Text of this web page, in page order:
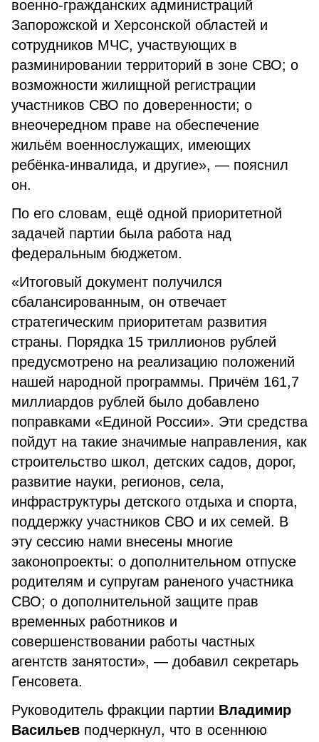
военно-гражданских администраций
Запорожской и Херсонской областей и
сотрудников МЧС, участвующих в
разминировании территорий в зоне СВО; о
возможности жилищной регистрации
участников СВО по доверенности; о
внеочередном праве на обеспечение
жильём военнослужащих, имеющих
ребёнка-инвалида, и другие», — пояснил
он.
По его словам, ещё одной приоритетной
задачей партии была работа над
федеральным бюджетом.
«Итоговый документ получился
сбалансированным, он отвечает
стратегическим приоритетам развития
страны. Порядка 15 триллионов рублей
предусмотрено на реализацию положений
нашей народной программы. Причём 161,7
миллиардов рублей было добавлено
поправками «Единой России». Эти средства
пойдут на такие значимые направления, как
строительство школ, детских садов, дорог,
развитие науки, регионов, села,
инфраструктуры детского отдыха и спорта,
поддержку участников СВО и их семей. В
эту сессию нами внесены многие
законопроекты: о дополнительном отпуске
родителям и супругам раненого участника
СВО; о дополнительной защите прав
временных работников и
совершенствовании работы частных
агентств занятости», — добавил секретарь
Генсовета.
Руководитель фракции партии Владимир
Васильев подчеркнул, что в осеннюю